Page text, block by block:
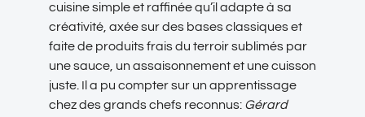
cuisine simple et raffinée qu’il adapte à sa
créativité, axée sur des bases classiques et
faite de produits frais du terroir sublimés par
une sauce, un assaisonnement et une cuisson
juste. Il a pu compter sur un apprentissage
chez des grands chefs reconnus: Gérard